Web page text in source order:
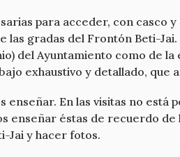
para acceder, con casco
gradas del Frontón Beti-
del Ayuntamiento como de
exhaustivo y detallado, que
En las visitas no
enseñar éstas de recuerdo
Jai y hacer fotos.